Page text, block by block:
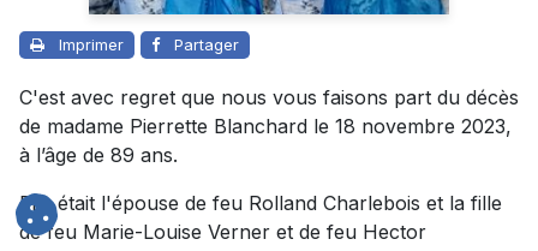
Imprimer Partager
C'est avec regret que nous vous faisons part du décès
de madame Pierrette Blanchard le 18 novembre 2023,
à l’âge de 89 ans.
Elle était l'épouse de feu Rolland Charlebois et la fille
de feu Marie-Louise Verner et de feu Hector